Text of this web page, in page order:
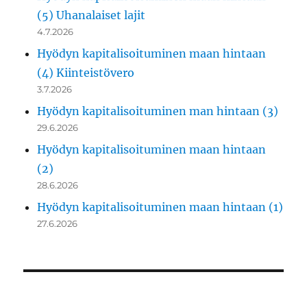
(5) Uhanalaiset lajit
4.7.2026
Hyödyn kapitalisoituminen maan hintaan
(4) Kiinteistövero
3.7.2026
Hyödyn kapitalisoituminen man hintaan (3)
29.6.2026
Hyödyn kapitalisoituminen maan hintaan
(2)
28.6.2026
Hyödyn kapitalisoituminen maan hintaan (1)
27.6.2026